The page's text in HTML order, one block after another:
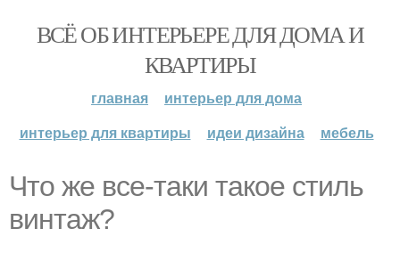
ВСЁ ОБ ИНТЕРЬЕРЕ ДЛЯ ДОМА И
КВАРТИРЫ
главная
интерьер для дома
интерьер для квартиры
идеи дизайна мебель
Что же все-таки такое стиль
винтаж?